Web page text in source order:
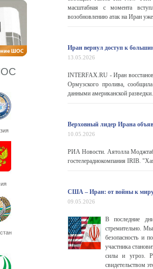
масштабная с момента
возобновлению атак на Иран
Иран вернул доступ к
13.05.2026
INTERFAX.RU - Иран
Ормузского пролива,
данными американской
Верховный лидер Ирана
10.05.2026
РИА Новости. Аятолла
гостелерадиокомпания IRIB.
США – Иран: от войны к
09.05.2026
В последние
стремительно.
безопасность и
участника
силы и угроз.
свидетельством